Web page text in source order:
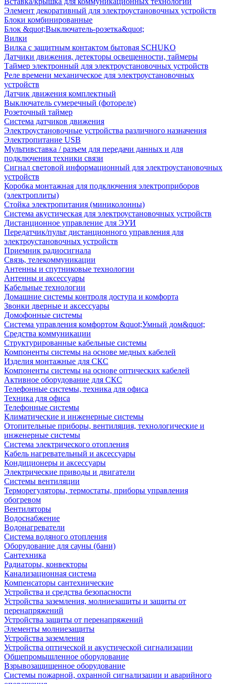
Элемент декоративный для электроустановочных устройств
Блоки комбинированные
Блок &quot;Выключатель-розетка&quot;
Вилки
Вилка с защитным контактом бытовая SCHUKO
Датчики движения, детекторы освещенности, таймеры
Таймер электронный для электроустановочных устройств
Реле времени механическое для электроустановочных
устройств
Датчик движения комплектный
Выключатель сумеречный (фотореле)
Розеточный таймер
Система датчиков движения
Электроустановочные устройства различного назначения
Электропитание USB
Мультивставка / разъем для передачи данных и для
подключения техники связи
Сигнал световой информационный для электроустановочных
устройств
Коробка монтажная для подключения электроприборов
(электроплиты)
Стойка электропитания (миниколонны)
Система акустическая для электроустановочных устройств
Дистанционное управление для ЭУИ
Передатчик/пульт дистанционного управления для
электроустановочных устройств
Приемник радиосигнала
Связь, телекоммуникации
Антенны и спутниковые технологии
Антенны и аксессуары
Кабельные технологии
Домашние системы контроля доступа и комфорта
Звонки дверные и аксессуары
Домофонные системы
Система управления комфортом &quot;Умный дом&quot;
Средства коммуникации
Структурированные кабельные системы
Компоненты системы на основе медных кабелей
Изделия монтажные для СКС
Компоненты системы на основе оптических кабелей
Активное оборудование для СКС
Телефонные системы, техника для офиса
Техника для офиса
Телефонные системы
Климатические и инженерные системы
Отопительные приборы, вентиляция, технологические и
инженерные системы
Система электрического отопления
Кабель нагревательный и аксессуары
Кондиционеры и аксессуары
Электрические приводы и двигатели
Системы вентиляции
Терморегуляторы, термостаты, приборы управления
обогревом
Вентиляторы
Водоснабжение
Водонагреватели
Система водяного отопления
Оборудование для сауны (бани)
Сантехника
Радиаторы, конвекторы
Канализационная система
Компенсаторы сантехнические
Устройства и средства безопасности
Устройства заземления, молниезащиты и защиты от
перенапряжений
Устройства защиты от перенапряжений
Элементы молниезащиты
Устройства заземления
Устройства оптической и акустической сигнализации
Общепромышленное оборудование
Взрывозащищенное оборудование
Системы пожарной, охранной сигнализации и аварийного